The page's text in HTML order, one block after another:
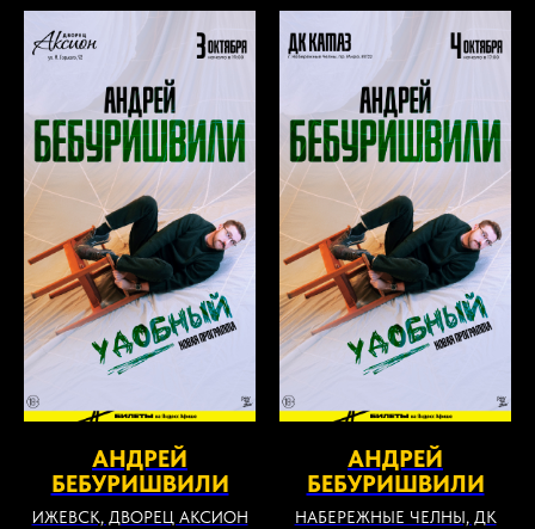
АНДРЕЙ
БЕБУРИШВИЛИ
ИЖЕВСК, ДВОРЕЦ АКСИОН
АНДРЕЙ
БЕБУРИШВИЛИ
НАБЕРЕЖНЫЕ ЧЕЛНЫ, ДК